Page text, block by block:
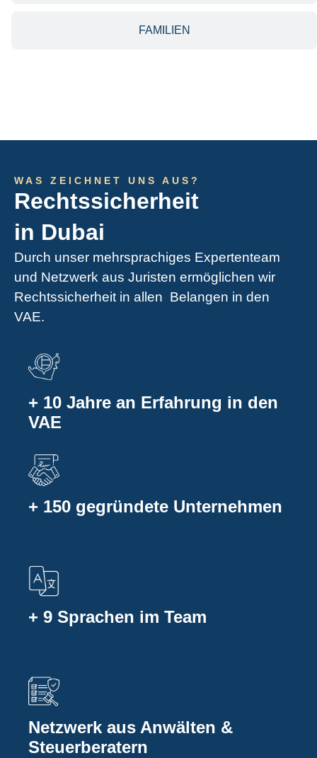
FAMILIEN
WAS ZEICHNET UNS AUS?
Rechtssicherheit
in Dubai
Durch unser mehrsprachiges Expertenteam
und Netzwerk aus Juristen ermöglichen wir
Rechtssicherheit in allen Belangen in den
VAE.
+ 10 Jahre an Erfahrung in den
VAE
+ 150 gegründete Unternehmen
+ 9 Sprachen im Team
Netzwerk aus Anwälten &
Steuerberatern